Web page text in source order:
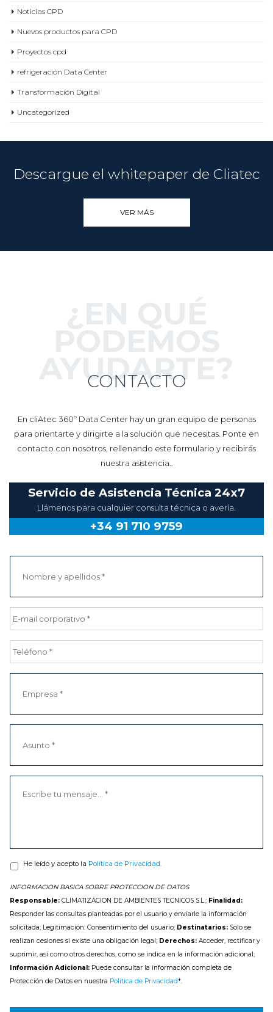
Noticias CPD
Nuevos productos para CPD
Proyectos cpd
refrigeración Data Center
Transformación Digital
Uncategorized
Descargue el whitepaper de Cliatec
VER MÁS
AYUDARTE?
CONTACTO
En cliAtec 360º Data Center hay un gran equipo de personas
para orientarte y dirigirte a la solución que necesitas. Ponte en
contacto con nosotros, rellenando este formulario y recibirás
nuestra asistencia..
Servicio de Asistencia Técnica 24x7
Llámenos para cualquier consulta técnica o avería.
+34 91 710 9759
He leído y acepto la Política de Privacidad.
INFORMACION BASICA SOBRE PROTECCION DE DATOS
Responsable: CLIMATIZACION DE AMBIENTES TECNICOS S.L.; Finalidad:
Responder las consultas planteadas por el usuario y enviarle la información
solicitada; Legitimación: Consentimiento del usuario; Destinatarios: Solo se
realizan cesiones si existe una obligación legal; Derechos: Acceder, rectificar y
suprimir, así como otros derechos, como se indica en la información adicional;
Información Adicional: Puede consultar la información completa de
Protección de Datos en nuestra Política de Privacidad*.